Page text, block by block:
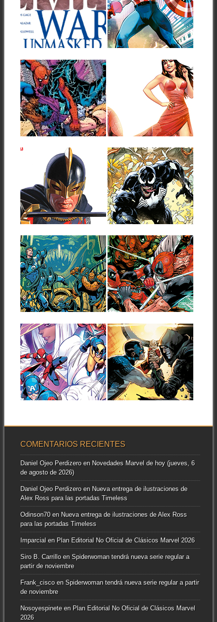
A continuación puedes ver la
portada y las primeras
páginas del...
Sé el primero en comentar ▶
#1
A continuación puedes ver la
portada y las primeras
páginas del...
Sé el primero en comentar ▶
RESEÑA –
MARVEL SPECIAL:
SPIDERMAN ’94
(2026)
¡Un arácnido saludo! Seguro
que alguna vez en vuestra
vida habréis...
Sé el primero en comentar ▶
MARVEL PREVIEW
MARY JANE: FACE
IT, TIGER #1
A continuación puedes ver la
portada y las primeras
páginas del...
Sé el primero en comentar ▶
NUEVA ENTREGA
ILUSTRACIONES
DE ALEX ROSS
PARA LAS
PORTADAS
TIMELESS
Marvel Comics ha mostrado la
2 comentarios ▶
MARVEL PREVIEW
QUEEN IN BLACK.
VENOM
UNCHAINED #1
A continuación puedes ver la
portada y las primeras
páginas del...
Sé el primero en comentar ▶
MARVEL PREVIEW
QUEEN IN BLACK
#2
A continuación puedes ver la
portada y las primeras
páginas del...
Sé el primero en comentar ▶
MARVEL PREVIEW
WADE WILSON:
DEADPOOL #7
A continuación puedes ver la
portada y las primeras
páginas del...
2 comentarios ▶
MARVEL PREVIEW
MARVEL TÔKON:
FIRST STRIKE #1
A continuación puedes ver la
portada y las primeras
páginas del...
Sé el primero en comentar ▶
MARVEL PREVIEW
CAPTAIN AMERICA
#14
A continuación puedes ver la
portada y las primeras
páginas del...
Sé el primero en comentar ▶
COMENTARIOS RECIENTES
Daniel Ojeo Perdizeroen Novedades Marvel de hoy (jueves, 6
de agosto de 2026)
Daniel Ojeo Perdizeroen Nueva entrega de ilustraciones de
Alex Ross para las portadas Timeless
Odinson70en Nueva entrega de ilustraciones de Alex Ross
para las portadas Timeless
Imparcialen Plan Editorial No Oficial de Clásicos Marvel 2026
Siro B. Carrilloen Spiderwoman tendrá nueva serie regular a
partir de noviembre
Frank_ciscoen Spiderwoman tendrá nueva serie regular a partir
de noviembre
Nosoyespineteen Plan Editorial No Oficial de Clásicos Marvel
2026